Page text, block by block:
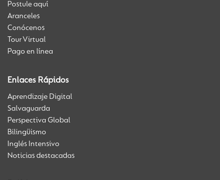
Postule aquí
Aranceles
Conócenos
Tour Virtual
Pago en línea
Enlaces Rápidos
Aprendizaje Digital
Salvaguarda
Perspectiva Global
Bilingüismo
Inglés Intensivo
Noticias destacadas